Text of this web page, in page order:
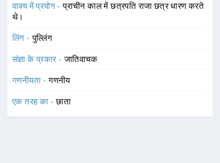
वाक्य में प्रयोग -प्राचीन काल में छत्रपति राजा छत्र धारण करते
थे।
लिंग -पुल्लिंग
संज्ञा के प्रकार -जातिवाचक
गणनीयता -गणनीय
एक तरह का -छाता